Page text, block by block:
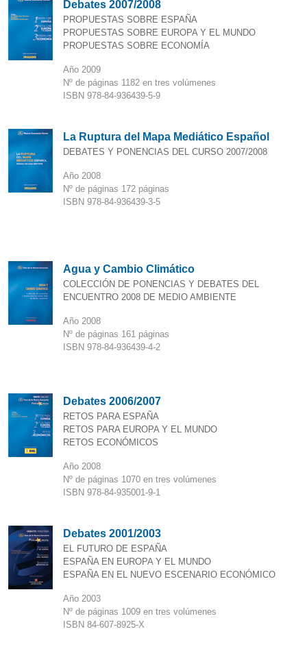
Debates 2007/2008
PROPUESTAS SOBRE ESPAÑA
PROPUESTAS SOBRE EUROPA Y EL MUNDO
PROPUESTAS SOBRE ECONOMÍA
Año 2009
Nº de páginas 1182 en tres volúmenes
ISBN 978-84-936439-5-9
La Ruptura del Mapa Mediático Español
DEBATES Y PONENCIAS DEL CURSO 2007/2008
Año 2008
Nº de páginas 172 páginas
ISBN 978-84-936439-3-5
Agua y Cambio Climático
COLECCIÓN DE PONENCIAS Y DEBATES DEL
ENCUENTRO 2008 DE MEDIO AMBIENTE
Año 2008
Nº de páginas 161 páginas
ISBN 978-84-936439-4-2
Debates 2006/2007
RETOS PARA ESPAÑA
RETOS PARA EUROPA Y EL MUNDO
RETOS ECONÓMICOS
Año 2008
Nº de páginas 1070 en tres volúmenes
ISBN 978-84-935001-9-1
Debates 2001/2003
EL FUTURO DE ESPAÑA
ESPAÑA EN EUROPA Y EL MUNDO
ESPAÑA EN EL NUEVO ESCENARIO ECONÓMICO
Año 2003
Nº de páginas 1009 en tres volúmenes
ISBN 84-607-8925-X